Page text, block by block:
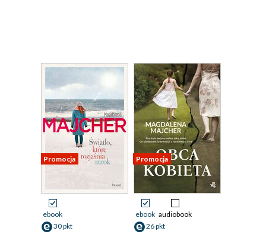
Promocja
ebook
30 pkt
Promocja
ebook audiobook
26 pkt